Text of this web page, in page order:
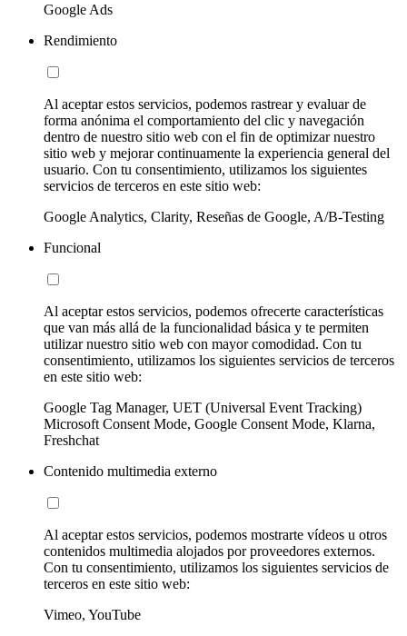
Google Ads
Rendimiento
Al aceptar estos servicios, podemos rastrear y evaluar de
forma anónima el comportamiento del clic y navegación
dentro de nuestro sitio web con el fin de optimizar nuestro
sitio web y mejorar continuamente la experiencia general del
usuario. Con tu consentimiento, utilizamos los siguientes
servicios de terceros en este sitio web:
Google Analytics, Clarity, Reseñas de Google, A/B-Testing
Funcional
Al aceptar estos servicios, podemos ofrecerte características
que van más allá de la funcionalidad básica y te permiten
utilizar nuestro sitio web con mayor comodidad. Con tu
consentimiento, utilizamos los siguientes servicios de terceros
en este sitio web:
Google Tag Manager, UET (Universal Event Tracking)
Microsoft Consent Mode, Google Consent Mode, Klarna,
Freshchat
Contenido multimedia externo
Al aceptar estos servicios, podemos mostrarte vídeos u otros
contenidos multimedia alojados por proveedores externos.
Con tu consentimiento, utilizamos los siguientes servicios de
terceros en este sitio web:
Vimeo, YouTube